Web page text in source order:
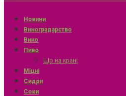
Новини
Виноградарство
Вино
Пиво
Що на крані
Міцні
Сидри
Соки